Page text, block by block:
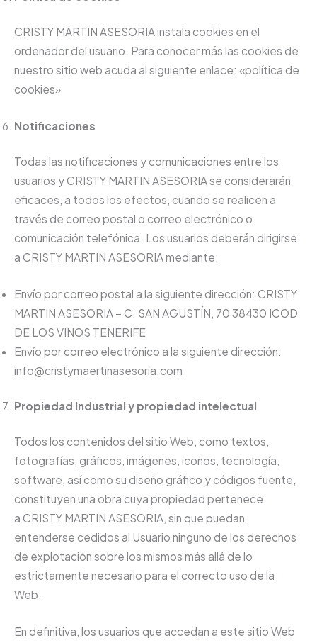
CRISTY MARTIN ASESORIA instala cookies en el
ordenador del usuario. Para conocer más las cookies de
nuestro sitio web acuda al siguiente enlace: «política de
cookies»
Notificaciones
Todas las notificaciones y comunicaciones entre los
usuarios y CRISTY MARTIN ASESORIA se considerarán
eficaces, a todos los efectos, cuando se realicen a
través de correo postal o correo electrónico o
comunicación telefónica. Los usuarios deberán dirigirse
a CRISTY MARTIN ASESORIA mediante:
Envío por correo postal a la siguiente dirección: CRISTY
MARTIN ASESORIA – C. SAN AGUSTÍN, 70 38430 ICOD
DE LOS VINOS TENERIFE
Envío por correo electrónico a la siguiente dirección:
info@cristymaertinasesoria.com
Propiedad Industrial y propiedad intelectual
Todos los contenidos del sitio Web, como textos,
fotografías, gráficos, imágenes, iconos, tecnología,
software, así como su diseño gráfico y códigos fuente,
constituyen una obra cuya propiedad pertenece
a CRISTY MARTIN ASESORIA, sin que puedan
entenderse cedidos al Usuario ninguno de los derechos
de explotación sobre los mismos más allá de lo
estrictamente necesario para el correcto uso de la
Web.
En definitiva, los usuarios que accedan a este sitio Web